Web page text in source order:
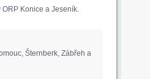
Konice a Jeseník.
Šternberk, Zábřeh a